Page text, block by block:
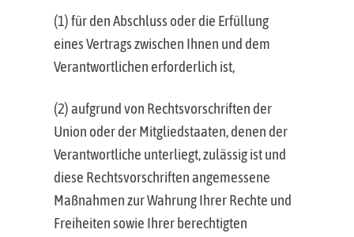
(1) für den Abschluss oder die Erfüllung
eines Vertrags zwischen Ihnen und dem
Verantwortlichen erforderlich ist,
(2) aufgrund von Rechtsvorschriften der
Union oder der Mitgliedstaaten, denen der
Verantwortliche unterliegt, zulässig ist und
diese Rechtsvorschriften angemessene
Maßnahmen zur Wahrung Ihrer Rechte und
Freiheiten sowie Ihrer berechtigten